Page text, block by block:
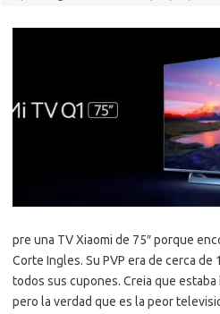
pre una TV Xiaomi de 75″ porque
Corte Ingles. Su PVP era de cerca
todos sus cupones. Creia que
pero la verdad que es la peor